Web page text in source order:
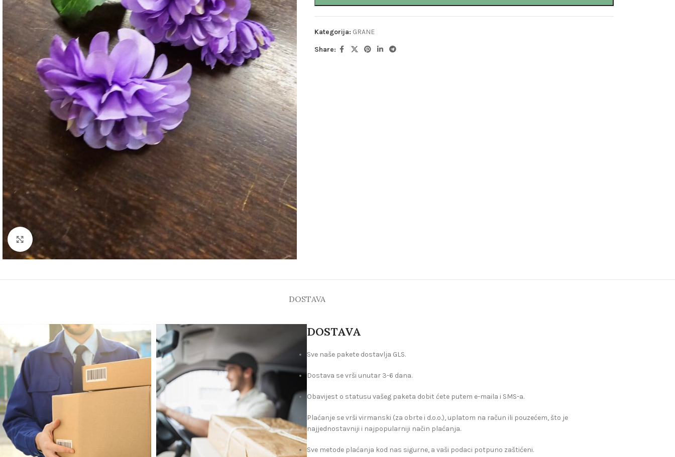
Click to enlarge
Kategorija: GRANE
Share:
DOSTAVA
DOSTAVA
Sve naše pakete dostavlja GLS.
Dostava se vrši unutar 3-6 dana.
Obavijest o statusu vašeg paketa dobit ćete putem e-maila i SMS-a.
Plaćanje se vrši virmanski (za obrte i d.o.o.), uplatom na račun ili pouzećem, što je
najjednostavniji i najpopularniji način plaćanja.
Sve metode plaćanja kod nas sigurne, a vaši podaci potpuno zaštićeni.